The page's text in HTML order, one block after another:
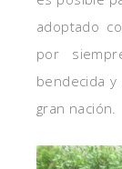
adoptado
por
bendecida
gran nación.